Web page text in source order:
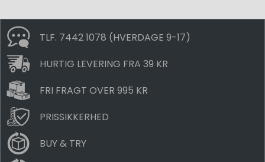
TLF. 7442 1078 (HVERDAGE 9-17)
HURTIG LEVERING FRA 39 KR
FRI FRAGT OVER 995 KR
PRISSIKKERHED
BUY & TRY